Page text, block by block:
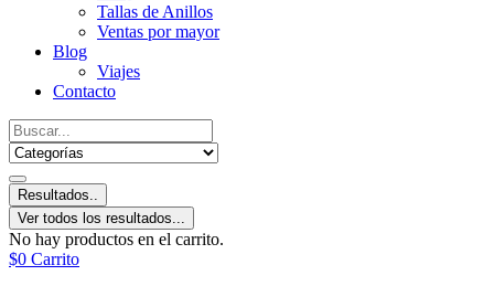
Tallas de Anillos
Ventas por mayor
Blog
Viajes
Contacto
Resultados..
Ver todos los resultados...
No hay productos en el carrito.
$0 Carrito